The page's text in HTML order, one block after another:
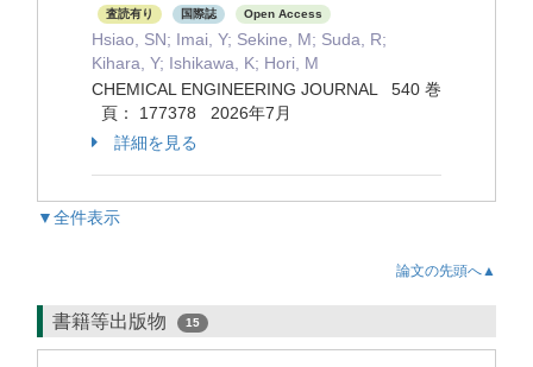
査読有り 国際誌 Open Access
Hsiao, SN; Imai, Y; Sekine, M; Suda, R;
Kihara, Y; Ishikawa, K; Hori, M
CHEMICAL ENGINEERING JOURNAL 540 巻
頁： 177378 2026年7月
詳細を見る
▼全件表示
論文の先頭へ▲
書籍等出版物 15